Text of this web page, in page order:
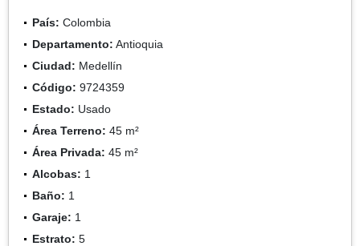
País: Colombia
Departamento: Antioquia
Ciudad: Medellín
Código: 9724359
Estado: Usado
Área Terreno: 45 m²
Área Privada: 45 m²
Alcobas: 1
Baño: 1
Garaje: 1
Estrato: 5